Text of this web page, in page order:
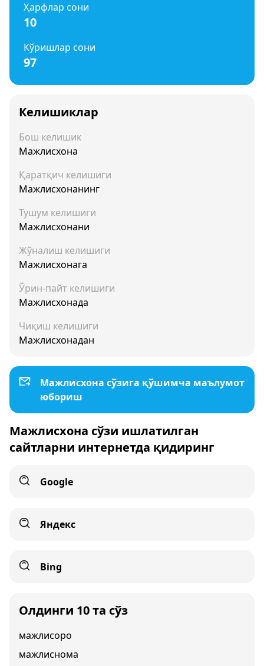
Ҳарфлар сони
10
Кўришлар сони
97
Келишиклар
Бош келишик
Мажлисхона
Қаратқич келишиги
Мажлисхонанинг
Тушум келишиги
Мажлисхонани
Жўналиш келишиги
Мажлисхонага
Ўрин-пайт келишиги
Мажлисхонада
Чиқиш келишиги
Мажлисхонадан
Мажлисхона сўзига қўшимча маълумот
юбориш
Мажлисхона сўзи ишлатилган
сайтларни интернетда қидиринг
Google
Яндекс
Bing
Олдинги 10 та сўз
мажлисоро
мажлиснома